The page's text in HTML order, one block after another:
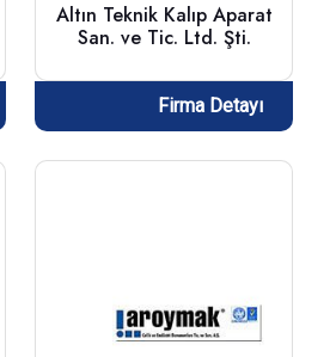
Altın Teknik Kalıp Aparat
San. ve Tic. Ltd. Şti.
Firma Detayı